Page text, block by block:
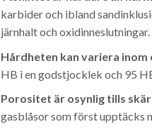
karbider och ibland
järnhalt och oxidinneslutningar.
Hårdheten kan variera inom
HB i en godstjocklek och 95
Porositet är osynlig tills
gasblåsor som först upptäcks